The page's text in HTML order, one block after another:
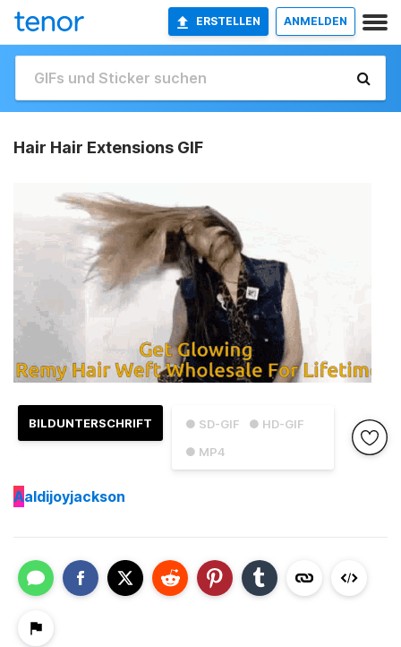
ERSTELLEN ANMELDEN
Hair Hair Extensions GIF
● SD-GIF
● HD-GIF
● MP4
BILDUNTERSCHRIFT
Aaldijoyjackson